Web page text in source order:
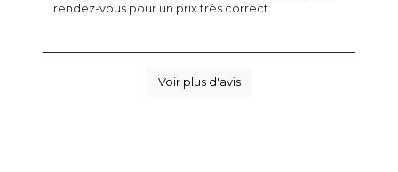
rendez-vous pour un prix très correct
Voir plus d'avis